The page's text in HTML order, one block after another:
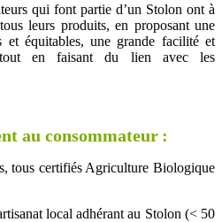
qui font partie d’un Stolon ont à
leurs produits, en proposant une
et équitables, une grande facilité et
tout en faisant du lien avec les
au consommateur :
tous certifiés Agriculture Biologique
local adhérant au Stolon (< 50